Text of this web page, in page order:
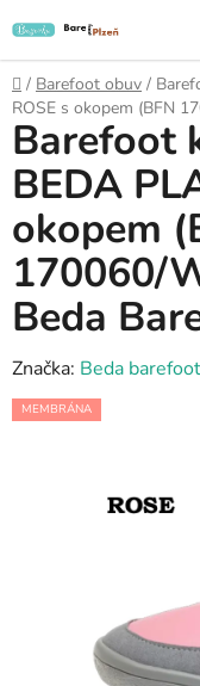
na
obsah
Domů
/ Barefoot obuv /
ROSE s okopem (BFN
Barefoot
BEDA
okopem
170060/
Beda
Značka: Beda barefoot
MEMBRÁNA